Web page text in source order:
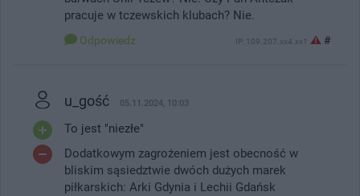
pracuje w tczewskich klubach? Nie.
Odpowiedz IP: 109.207.xx4.xx1 #
u_gość 05.11.2024, 10:03
To jest "niezłe"
Dodatkowym zagrożeniem jest obecność w
bliskim sąsiedztwie dwóch dużych marek
piłkarskich: Arki Gdynia i Lechii Gdańsk